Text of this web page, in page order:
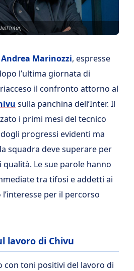
Andrea Marinozzi, espresse
l’ultima giornata di
il confronto attorno al
sulla panchina dell’Inter. Il
i primi mesi del tecnico
progressi evidenti ma
squadra deve superare per
Le sue parole hanno
tra tifosi e addetti ai
per il percorso
lavoro di Chivu
con toni positivi del lavoro di